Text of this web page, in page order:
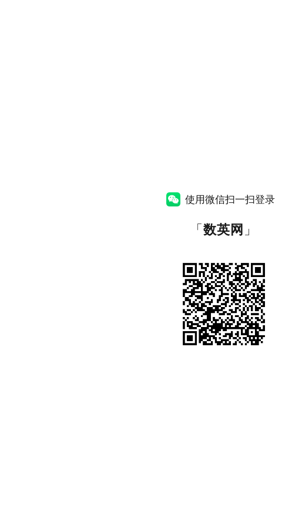
使用微信扫一扫登录
「数英网 」